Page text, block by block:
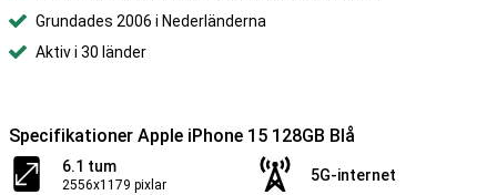
Grundades 2006 i Nederländerna
Aktiv i 30 länder
Specifikationer Apple iPhone 15 128GB Blå
6.1 tum
2556x1179 pixlar
5G-internet